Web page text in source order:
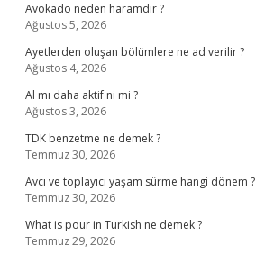
Avokado neden haramdır ?
Ağustos 5, 2026
Ayetlerden oluşan bölümlere ne ad verilir ?
Ağustos 4, 2026
Al mı daha aktif ni mi ?
Ağustos 3, 2026
TDK benzetme ne demek ?
Temmuz 30, 2026
Avcı ve toplayıcı yaşam sürme hangi dönem ?
Temmuz 30, 2026
What is pour in Turkish ne demek ?
Temmuz 29, 2026